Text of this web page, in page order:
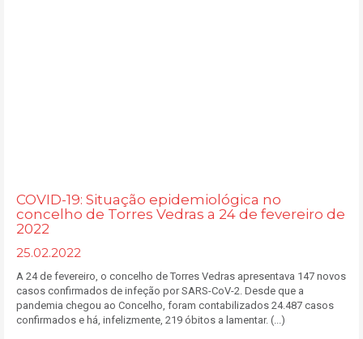
COVID-19: Situação epidemiológica no
concelho de Torres Vedras a 24 de fevereiro de
2022
25.02.2022
A 24 de fevereiro, o concelho de Torres Vedras apresentava 147 novos
casos confirmados de infeção por SARS-CoV-2. Desde que a
pandemia chegou ao Concelho, foram contabilizados 24.487 casos
confirmados e há, infelizmente, 219 óbitos a lamentar. (...)